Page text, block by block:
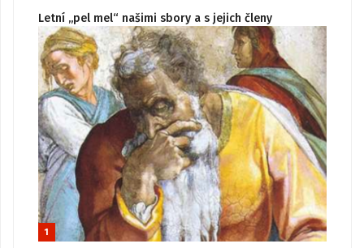
Letní „pel mel“ našimi sbory a s jejich členy
1